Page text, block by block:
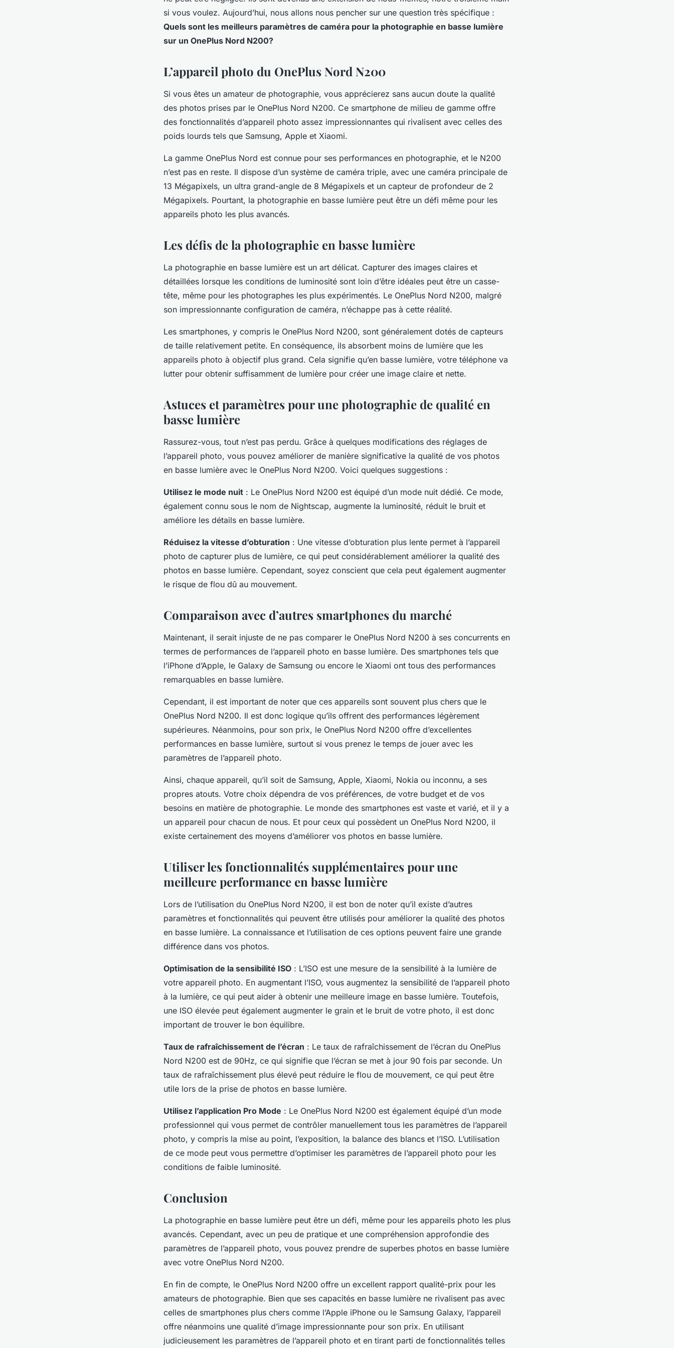
si vous voulez. Aujourd’hui, nous allons nous pencher sur une question très spécifique :
Quels sont les meilleurs paramètres de caméra pour la photographie en basse lumière
sur un OnePlus Nord N200?
L’appareil photo du OnePlus Nord N200
Si vous êtes un amateur de photographie, vous apprécierez sans aucun doute la qualité
des photos prises par le OnePlus Nord N200. Ce smartphone de milieu de gamme offre
des fonctionnalités d’appareil photo assez impressionnantes qui rivalisent avec celles des
poids lourds tels que Samsung, Apple et Xiaomi.
La gamme OnePlus Nord est connue pour ses performances en photographie, et le N200
n’est pas en reste. Il dispose d’un système de caméra triple, avec une caméra principale de
13 Mégapixels, un ultra grand-angle de 8 Mégapixels et un capteur de profondeur de 2
Mégapixels. Pourtant, la photographie en basse lumière peut être un défi même pour les
appareils photo les plus avancés.
Les défis de la photographie en basse lumière
La photographie en basse lumière est un art délicat. Capturer des images claires et
détaillées lorsque les conditions de luminosité sont loin d’être idéales peut être un casse-
tête, même pour les photographes les plus expérimentés. Le OnePlus Nord N200, malgré
son impressionnante configuration de caméra, n’échappe pas à cette réalité.
Les smartphones, y compris le OnePlus Nord N200, sont généralement dotés de capteurs
de taille relativement petite. En conséquence, ils absorbent moins de lumière que les
appareils photo à objectif plus grand. Cela signifie qu’en basse lumière, votre téléphone va
lutter pour obtenir suffisamment de lumière pour créer une image claire et nette.
Astuces et paramètres pour une photographie de qualité en
basse lumière
Rassurez-vous, tout n’est pas perdu. Grâce à quelques modifications des réglages de
l’appareil photo, vous pouvez améliorer de manière significative la qualité de vos photos
en basse lumière avec le OnePlus Nord N200. Voici quelques suggestions :
Utilisez le mode nuit : Le OnePlus Nord N200 est équipé d’un mode nuit dédié. Ce mode,
également connu sous le nom de Nightscap, augmente la luminosité, réduit le bruit et
améliore les détails en basse lumière.
Réduisez la vitesse d’obturation : Une vitesse d’obturation plus lente permet à l’appareil
photo de capturer plus de lumière, ce qui peut considérablement améliorer la qualité des
photos en basse lumière. Cependant, soyez conscient que cela peut également augmenter
le risque de flou dû au mouvement.
Comparaison avec d’autres smartphones du marché
Maintenant, il serait injuste de ne pas comparer le OnePlus Nord N200 à ses concurrents en
termes de performances de l’appareil photo en basse lumière. Des smartphones tels que
l’iPhone d’Apple, le Galaxy de Samsung ou encore le Xiaomi ont tous des performances
remarquables en basse lumière.
Cependant, il est important de noter que ces appareils sont souvent plus chers que le
OnePlus Nord N200. Il est donc logique qu’ils offrent des performances légèrement
supérieures. Néanmoins, pour son prix, le OnePlus Nord N200 offre d’excellentes
performances en basse lumière, surtout si vous prenez le temps de jouer avec les
paramètres de l’appareil photo.
Ainsi, chaque appareil, qu’il soit de Samsung, Apple, Xiaomi, Nokia ou inconnu, a ses
propres atouts. Votre choix dépendra de vos préférences, de votre budget et de vos
besoins en matière de photographie. Le monde des smartphones est vaste et varié, et il y a
un appareil pour chacun de nous. Et pour ceux qui possèdent un OnePlus Nord N200, il
existe certainement des moyens d’améliorer vos photos en basse lumière.
Utiliser les fonctionnalités supplémentaires pour une
meilleure performance en basse lumière
Lors de l’utilisation du OnePlus Nord N200, il est bon de noter qu’il existe d’autres
paramètres et fonctionnalités qui peuvent être utilisés pour améliorer la qualité des photos
en basse lumière. La connaissance et l’utilisation de ces options peuvent faire une grande
différence dans vos photos.
Optimisation de la sensibilité ISO : L’ISO est une mesure de la sensibilité à la lumière de
votre appareil photo. En augmentant l’ISO, vous augmentez la sensibilité de l’appareil photo
à la lumière, ce qui peut aider à obtenir une meilleure image en basse lumière. Toutefois,
une ISO élevée peut également augmenter le grain et le bruit de votre photo, il est donc
important de trouver le bon équilibre.
Taux de rafraîchissement de l’écran : Le taux de rafraîchissement de l’écran du OnePlus
Nord N200 est de 90Hz, ce qui signifie que l’écran se met à jour 90 fois par seconde. Un
taux de rafraîchissement plus élevé peut réduire le flou de mouvement, ce qui peut être
utile lors de la prise de photos en basse lumière.
Utilisez l’application Pro Mode : Le OnePlus Nord N200 est également équipé d’un mode
professionnel qui vous permet de contrôler manuellement tous les paramètres de l’appareil
photo, y compris la mise au point, l’exposition, la balance des blancs et l’ISO. L’utilisation
de ce mode peut vous permettre d’optimiser les paramètres de l’appareil photo pour les
conditions de faible luminosité.
Conclusion
La photographie en basse lumière peut être un défi, même pour les appareils photo les plus
avancés. Cependant, avec un peu de pratique et une compréhension approfondie des
paramètres de l’appareil photo, vous pouvez prendre de superbes photos en basse lumière
avec votre OnePlus Nord N200.
En fin de compte, le OnePlus Nord N200 offre un excellent rapport qualité-prix pour les
amateurs de photographie. Bien que ses capacités en basse lumière ne rivalisent pas avec
celles de smartphones plus chers comme l’Apple iPhone ou le Samsung Galaxy, l’appareil
offre néanmoins une qualité d’image impressionnante pour son prix. En utilisant
judicieusement les paramètres de l’appareil photo et en tirant parti de fonctionnalités telles